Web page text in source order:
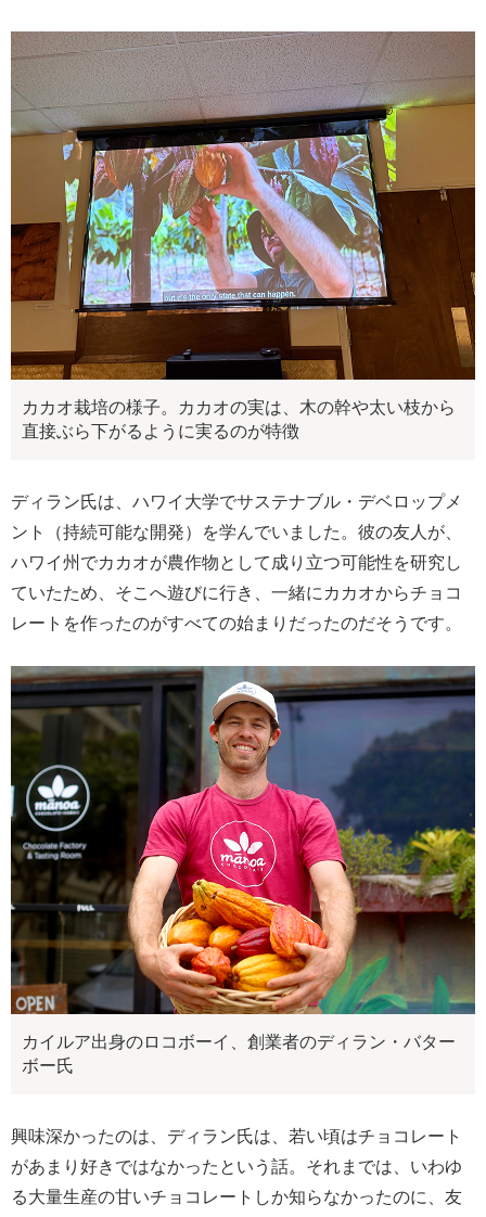
カカオ栽培の様子。カカオの実は、木の幹や太い枝から
直接ぶら下がるように実るのが特徴
ディラン氏は、ハワイ大学でサステナブル・デベロップメ
ント（持続可能な開発）を学んでいました。彼の友人が、
ハワイ州でカカオが農作物として成り立つ可能性を研究し
ていたため、そこへ遊びに行き、一緒にカカオからチョコ
レートを作ったのがすべての始まりだったのだそうです。
カイルア出身のロコボーイ、創業者のディラン・バター
ボー氏
興味深かったのは、ディラン氏は、若い頃はチョコレート
があまり好きではなかったという話。それまでは、いわゆ
る大量生産の甘いチョコレートしか知らなかったのに、友